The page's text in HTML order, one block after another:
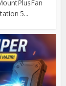
5...